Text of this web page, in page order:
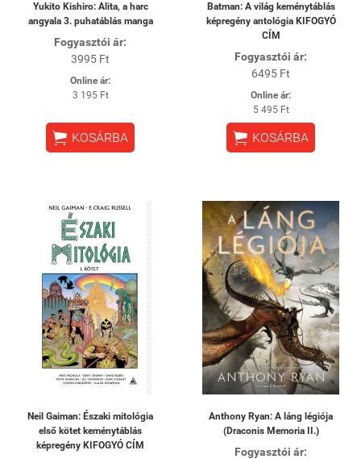
Yukito Kishiro: Alita, a harc
angyala 3. puhatáblás manga
Fogyasztói ár:
3995 Ft
Online ár:
3 195 Ft
 KOSÁRBA
Batman: A világ keménytáblás
képregény antológia KIFOGYÓ
CÍM
Fogyasztói ár:
6495 Ft
Online ár:
5 495 Ft
 KOSÁRBA
Neil Gaiman: Északi mitológia
első kötet keménytáblás
képregény KIFOGYÓ CÍM
Anthony Ryan: A láng légiója
(Draconis Memoria II.)
Fogyasztói ár: